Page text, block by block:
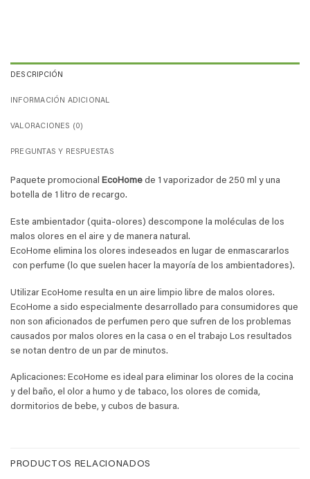
DESCRIPCIÓN
INFORMACIÓN ADICIONAL
VALORACIONES (0)
PREGUNTAS Y RESPUESTAS
Paquete promocional EcoHome de 1 vaporizador de 250 ml y una
botella de 1 litro de recargo.
Este ambientador (quita-olores) descompone la moléculas de los
malos olores en el aire y de manera natural.
EcoHome elimina los olores indeseados en lugar de enmascararlos
con perfume (lo que suelen hacer la mayoría de los ambientadores).
Utilizar EcoHome resulta en un aire limpio libre de malos olores.
EcoHome a sido especialmente desarrollado para consumidores que
non son aficionados de perfumen pero que sufren de los problemas
causados por malos olores en la casa o en el trabajo Los resultados
se notan dentro de un par de minutos.
Aplicaciones: EcoHome es ideal para eliminar los olores de la cocina
y del baño, el olor a humo y de tabaco, los olores de comida,
dormitorios de bebe, y cubos de basura.
PRODUCTOS RELACIONADOS